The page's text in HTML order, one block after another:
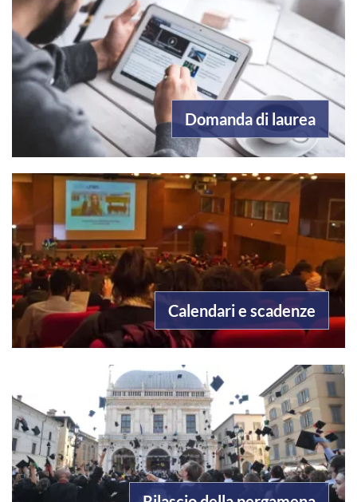
Domanda di laurea
Calendari e scadenze